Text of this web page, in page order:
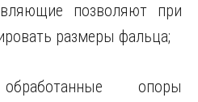
позволяют при
размеры фальца;
опоры